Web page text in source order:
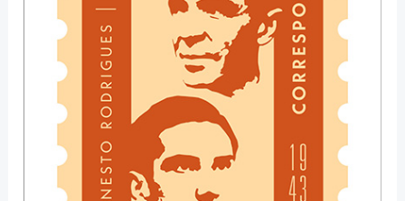
31,60 €.28,44 €.
Amaro
Correspondência
(1943-
1969)